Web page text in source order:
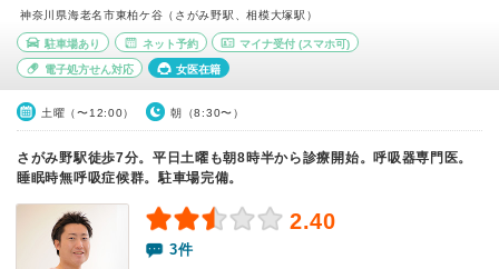
神奈川県海老名市東柏ケ谷（さがみ野駅、相模大塚駅）
駐車場あり ネット予約 マイナ受付 (スマホ可)
電子処方せん対応 女医在籍
土曜（〜12:00） 朝（8:30〜）
さがみ野駅徒歩7分。平日土曜も朝8時半から診療開始。呼吸器専門医。
睡眠時無呼吸症候群。駐車場完備。
2.40
3件